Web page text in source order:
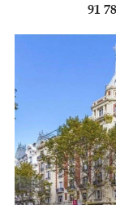
91